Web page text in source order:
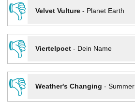
👎
Velvet Vulture- Planet Earth
👎
Viertelpoet- Dein Name
👎
Weather's Changing - Summer